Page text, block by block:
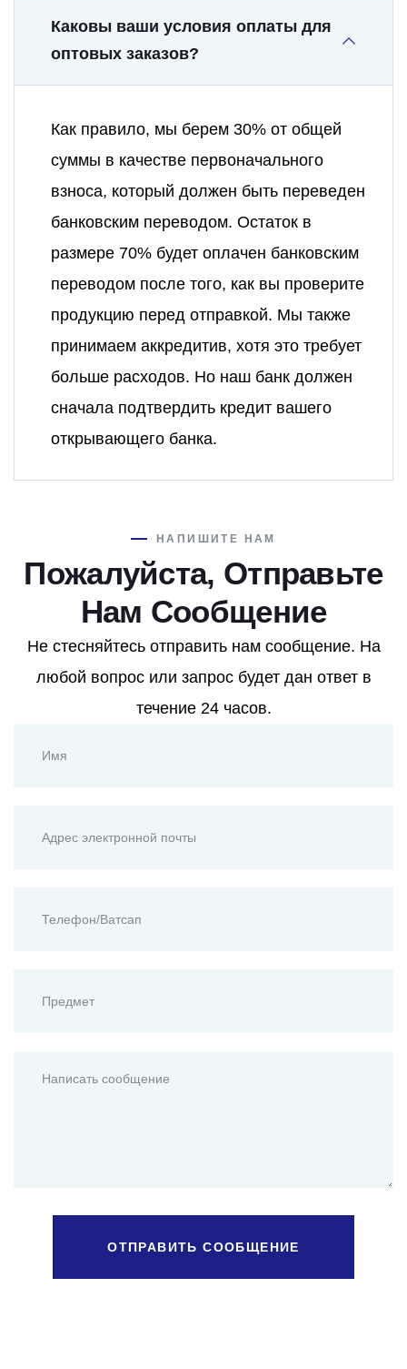
Каковы ваши условия оплаты для
оптовых заказов?
Как правило, мы берем 30% от общей
суммы в качестве первоначального
взноса, который должен быть переведен
банковским переводом. Остаток в
размере 70% будет оплачен банковским
переводом после того, как вы проверите
продукцию перед отправкой. Мы также
принимаем аккредитив, хотя это требует
больше расходов. Но наш банк должен
сначала подтвердить кредит вашего
открывающего банка.
НАПИШИТЕ НАМ
Пожалуйста, Отправьте
Нам Сообщение
Не стесняйтесь отправить нам сообщение. На
любой вопрос или запрос будет дан ответ в
течение 24 часов.
ОТПРАВИТЬ СООБЩЕНИЕ